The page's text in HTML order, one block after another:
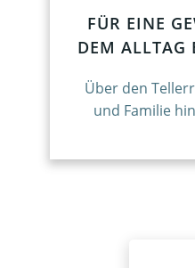
FÜR EINE
DEM ALLTAG
Über den
und Familie